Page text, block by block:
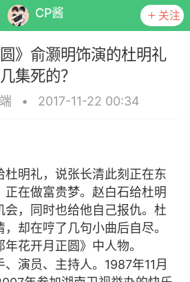
CP酱 关注
小说 商城
》俞灏明饰演的杜明礼
集死的？
• 2017-11-22 00:34
杜明礼，说张长清此刻正在东
正在做富贵梦。赵白石给杜明
会，同时也给他自己报仇。杜
却在哼了几句小曲后自尽。
花开月正圆》中人物。
、演员、主持人。1987年11月